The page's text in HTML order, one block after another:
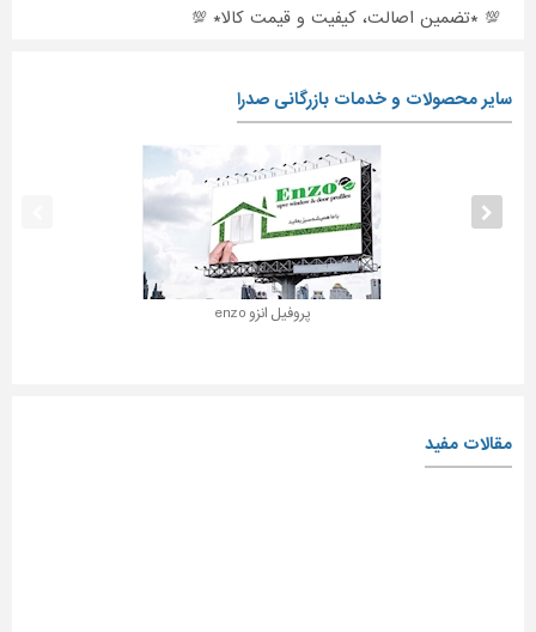
💯 *تضمین اصالت، کیفیت و قیمت کالا* 💯
سایر محصولات و خدمات بازرگانی صدرا
پروفیل انزو enzo
مقالات مفید